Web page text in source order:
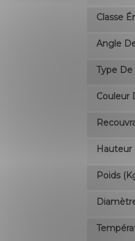
Classe
Angle
Type De
Couleur
Hauteur
Poids